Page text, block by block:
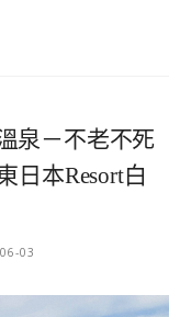
泉－不老不死
日本Resort白
03